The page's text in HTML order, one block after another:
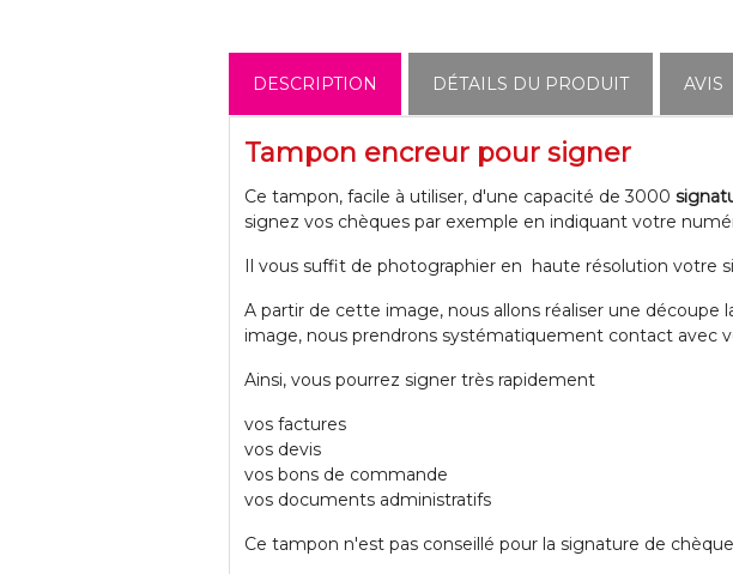
DESCRIPTION DÉTAILS DU PRODUIT AVIS
Tampon encreur pour signer
Ce tampon, facile à utiliser, d'une capacité de 3000
signez vos chèques par exemple en indiquant votre
Il vous suffit de photographier en haute résolution votre
A partir de cette image, nous allons réaliser une
image, nous prendrons systématiquement contact avec
Ainsi, vous pourrez signer très rapidement
vos factures
vos devis
vos bons de commande
vos documents administratifs
Ce tampon n'est pas conseillé pour la signature de